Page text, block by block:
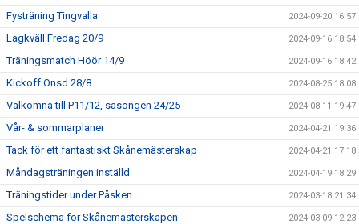
Fysträning Tingvalla 2024-09-20 16:57
Lagkväll Fredag 20/9 2024-09-16 18:54
Träningsmatch Höör 14/9 2024-09-16 18:42
Kickoff Onsd 28/8 2024-08-25 18:08
Välkomna till P11/12, säsongen 24/25 2024-08-11 19:47
Vår- & sommarplaner 2024-04-21 19:36
Tack för ett fantastiskt Skånemästerskap 2024-04-21 17:18
Måndagsträningen inställd 2024-04-19 18:29
Träningstider under Påsken 2024-03-18 21:34
Spelschema för Skånemästerskapen 2024-03-09 12:23